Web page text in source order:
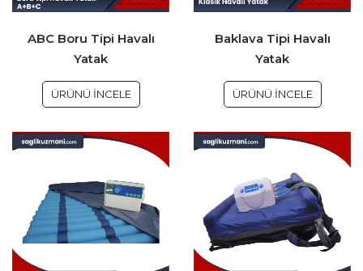
ABC Boru Tipi Havalı
Yatak
ÜRÜNÜ İNCELE
Baklava Tipi Havalı
Yatak
ÜRÜNÜ İNCELE